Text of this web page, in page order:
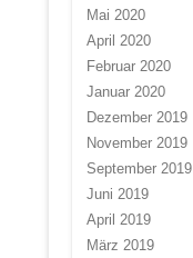
Mai 2020
April 2020
Februar 2020
Januar 2020
Dezember 2019
November 2019
September 2019
Juni 2019
April 2019
März 2019